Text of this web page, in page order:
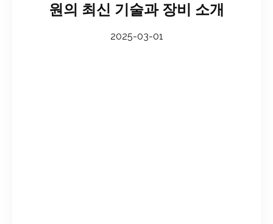
원의 최신 기술과 장비 소개
2025-03-01